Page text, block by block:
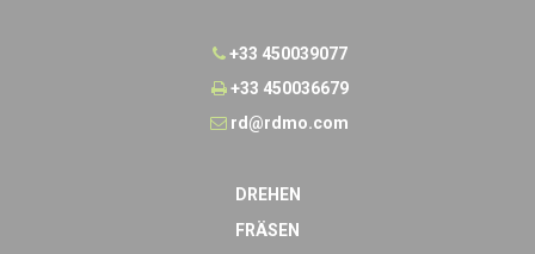
+33 450039077
+33 450036679
rd@rdmo.com
DREHEN
FRÄSEN